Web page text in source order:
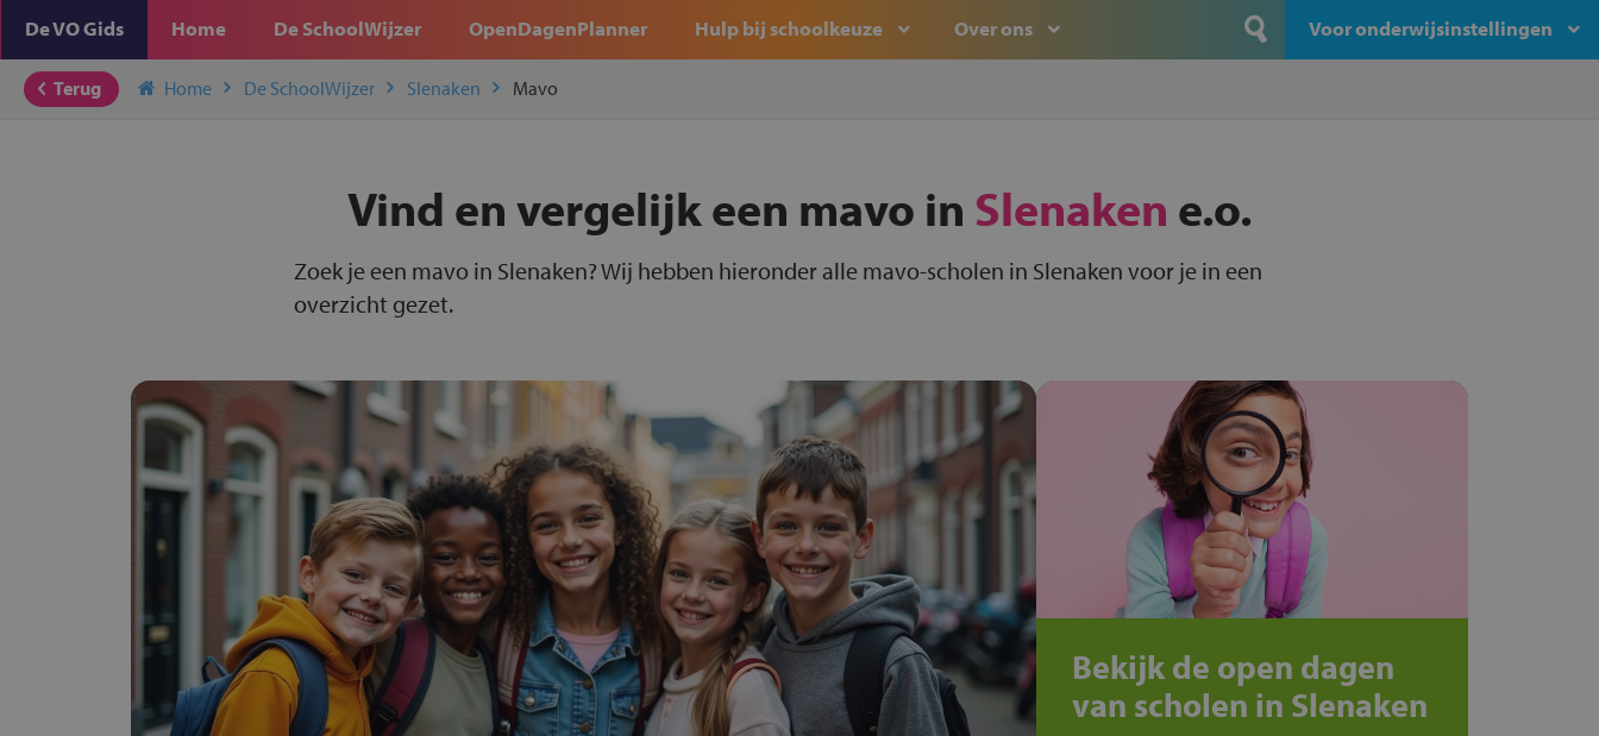
De VO Gids Home De SchoolWijzer OpenDagenPlanner Hulp bij schoolkeuze Over ons Voor onderwijsinstellingen
Terug Home De SchoolWijzer Slenaken Mavo
Vind en vergelijk een mavo in Slenaken e.o.
Zoek je een mavo in Slenaken? Wij hebben hieronder alle mavo-scholen in Slenaken voor je in een
overzicht gezet.
Bekijk de open dagen
van scholen in Slenaken